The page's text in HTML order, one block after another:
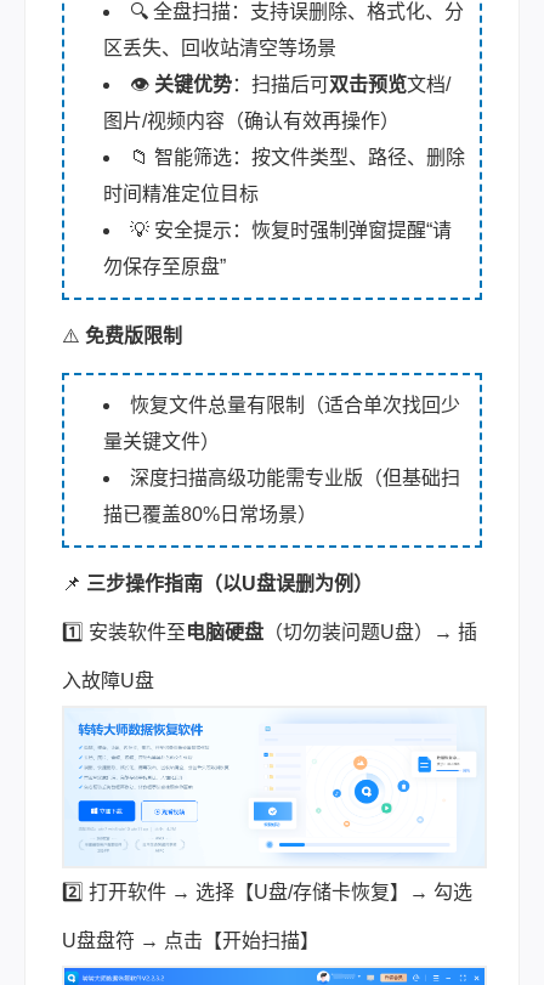
🔍 全盘扫描：支持误删除、格式化、分
区丢失、回收站清空等场景
👁️ 关键优势：扫描后可双击预览文档/
图片/视频内容（确认有效再操作）
📁 智能筛选：按文件类型、路径、删除
时间精准定位目标
💡 安全提示：恢复时强制弹窗提醒“请
勿保存至原盘”
⚠️ 免费版限制
恢复文件总量有限制（适合单次找回少
量关键文件）
深度扫描高级功能需专业版（但基础扫
描已覆盖80%日常场景）
📌 三步操作指南（以U盘误删为例）
1️⃣ 安装软件至电脑硬盘 （切勿装问题U盘）→ 插
入故障U盘
2️⃣ 打开软件 → 选择【U盘/存储卡恢复】→ 勾选
U盘盘符 → 点击【开始扫描】